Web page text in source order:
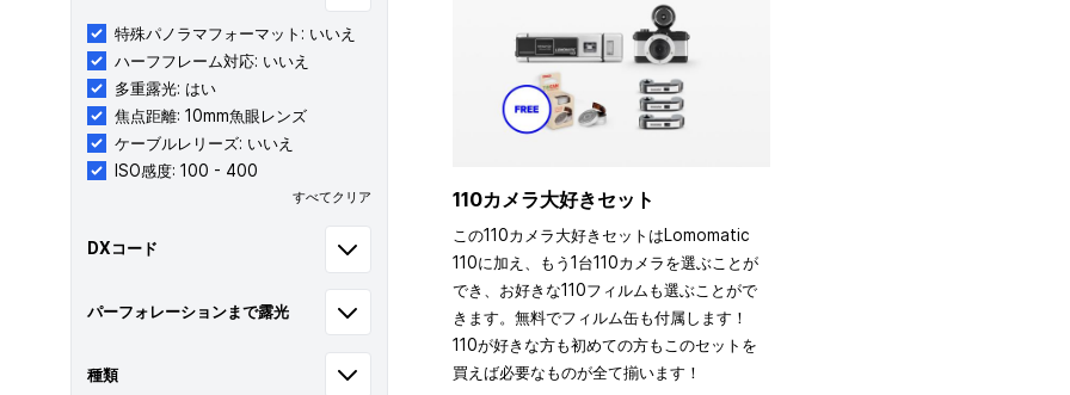
特殊パノラマフォーマット: いいえ
ハーフフレーム対応: いいえ
多重露光: はい
焦点距離: 10mm魚眼レンズ
ケーブルレリーズ: いいえ
ISO感度: 100 - 400
すべてクリア
DXコード
パーフォレーションまで露光
種類
110カメラ大好きセット
この110カメラ大好きセットはLomomatic
110に加え、もう1台110カメラを選ぶことが
でき、お好きな110フィルムも選ぶことがで
きます。無料でフィルム缶も付属します！
110が好きな方も初めての方もこのセットを
買えば必要なものが全て揃います！